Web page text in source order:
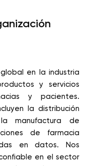
en la industria
y servicios
y pacientes.
la distribución
manufactura de
de farmacia
en datos. Nos
en el sector